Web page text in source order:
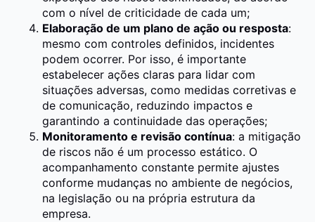
com o nível de criticidade de cada um;
Elaboração de um plano de ação ou resposta:
mesmo com controles definidos, incidentes
podem ocorrer. Por isso, é importante
estabelecer ações claras para lidar com
situações adversas, como medidas corretivas e
de comunicação, reduzindo impactos e
garantindo a continuidade das operações;
Monitoramento e revisão contínua: a mitigação
de riscos não é um processo estático. O
acompanhamento constante permite ajustes
conforme mudanças no ambiente de negócios,
na legislação ou na própria estrutura da
empresa.